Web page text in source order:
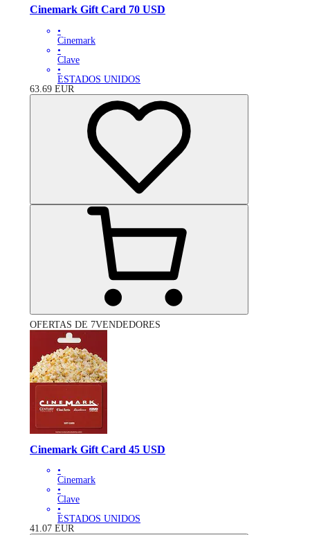
Cinemark Gift Card 70 USD
•
Cinemark
•
Clave
•
ESTADOS UNIDOS
63.69 EUR
OFERTAS DE 7VENDEDORES
Cinemark Gift Card 45 USD
•
Cinemark
•
Clave
•
ESTADOS UNIDOS
41.07 EUR